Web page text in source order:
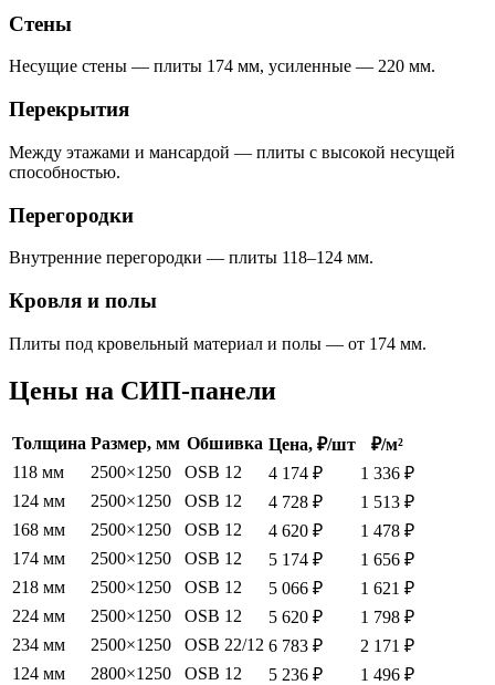
Стены
Несущие стены — плиты 174 мм, усиленные — 220 мм.
Перекрытия
Между этажами и мансардой — плиты с высокой несущей
способностью.
Перегородки
Внутренние перегородки — плиты 118–124 мм.
Кровля и полы
Плиты под кровельный материал и полы — от 174 мм.
Цены на СИП-панели
Толщина Размер, мм Обшивка Цена, ₽/шт
₽/м²
118 мм
2500×1250 OSB 12 4 174 ₽
1 336 ₽
124 мм
2500×1250 OSB 12 4 728 ₽
1 513 ₽
168 мм
2500×1250 OSB 12 4 620 ₽
1 478 ₽
174 мм
2500×1250 OSB 12 5 174 ₽
1 656 ₽
218 мм
2500×1250 OSB 12 5 066 ₽
1 621 ₽
224 мм
2500×1250 OSB 12 5 620 ₽
1 798 ₽
234 мм
2500×1250 OSB 22/12 6 783 ₽
2 171 ₽
124 мм
2800×1250 OSB 12 5 236 ₽
1 496 ₽